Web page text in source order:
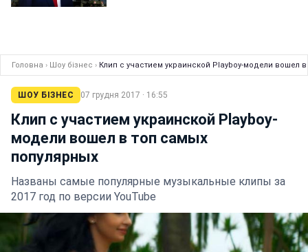
Головна › Шоу бізнес › Клип с участием украинской Playboy-модели вошел
ШОУ БІЗНЕС 07 грудня 2017 · 16:55
Клип с участием украинской Playboy-
модели вошел в топ самых
популярных
Названы самые популярные музыкальные клипы за
2017 год по версии YouTube